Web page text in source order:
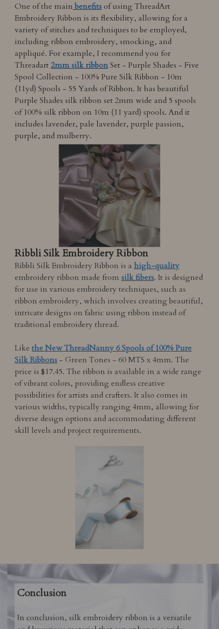
One of the mainbenefitsof using ThreadArt
Embroidery Ribbon is its flexibility, allowing for a
variety of stitches and techniques to be employed,
including ribbon embroidery, smocking, and
appliqué. For example, I recommend you for
Threadart2mm silk ribbonSet - Purple Shades - Five
Spool Collection - 100% Pure Silk Ribbon - 10m
(11yd) Spools - 55 Yards of Ribbon. It has beautiful
Purple Shades silk ribbon set 2mm wide and 5 spools
of 100% silk ribbon on 10m (11 yard) spools. And it
includes lavender, pale lavender, purple passion,
purple, and mulberry.
Ribbli Silk Embroidery Ribbon
Ribbli Silk Embroidery Ribbon is a high-quality
embroidery ribbon made from silk fibers. It is designed
for use in various embroidery techniques, such as
ribbon embroidery, which involves creating beautiful,
intricate designs on fabric using ribbon instead of
traditional embroidery thread.
Like the New ThreadNanny 6 Spools of 100% Pure
Silk Ribbons - Green Tones - 60 MTS x 4mm. The
price is $17.45. The ribbon is available in a wide range
of vibrant colors, providing endless creative
possibilities for artists and crafters. It also comes in
various widths, typically ranging 4mm, allowing for
diverse design options and accommodating different
skill levels and project requirements.
Conclusion
In conclusion, silk embroidery ribbon is a versatile